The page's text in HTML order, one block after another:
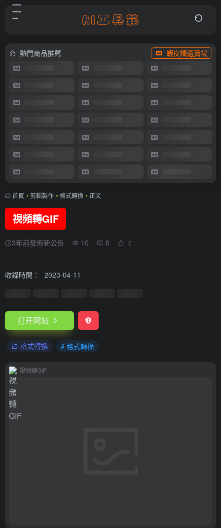
熱門商品推薦 蝦皮精選賣場
首頁 • 剪輯製作 • 格式轉換 • 正文
視頻轉GIF
3年前發佈新公告 10 0 0
收錄時間： 2023-04-11
打开网站
格式轉換 # 格式轉換
視頻轉GIF